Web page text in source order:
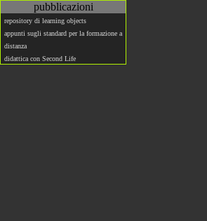
pubblicazioni
repository di learning objects
appunti sugli standard per la formazione a
distanza
didattica con Second Life